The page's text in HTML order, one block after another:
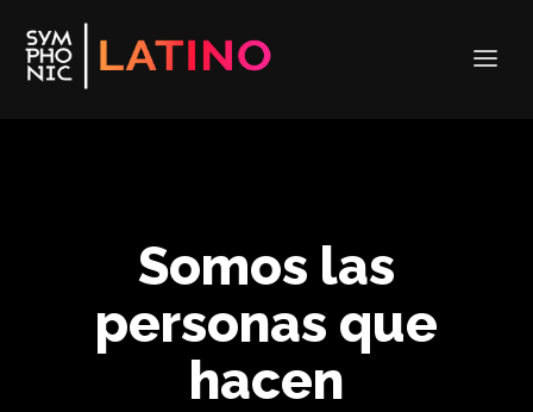
Somos las
personas que
hacen